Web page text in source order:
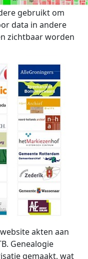
gebruikt om
data in andere
zichtbaar worden
akten aan
Genealogie
gemaakt, wat